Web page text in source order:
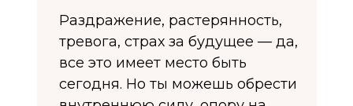
Раздражение, растерянность,
тревога, страх за будущее — да,
все это имеет место быть
сегодня. Но ты можешь обрести